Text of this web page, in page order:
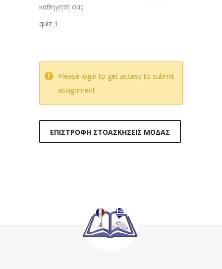
καθηγητή σας
quiz 1
Please login to get access to submit
assignment
ΕΠΙΣΤΡΟΦΉ ΣΤΟΑΣΚΉΣΕΙΣ ΜΌΔΑΣ